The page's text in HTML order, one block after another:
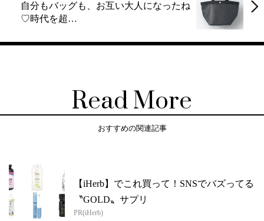
自分もバッグも、お互い大人になったね
♡時代を超…
Read More
おすすめの関連記事
【iHerb】でこれ買って！SNSでバズってる
〝GOLD〟サプリ
PR(iHerb)